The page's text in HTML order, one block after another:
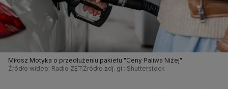
Miłosz Motyka o przedłużeniu pakietu "Ceny Paliwa Niżej"
Źródło wideo: Radio ZET Źródło zdj. gł.: Shutterstock